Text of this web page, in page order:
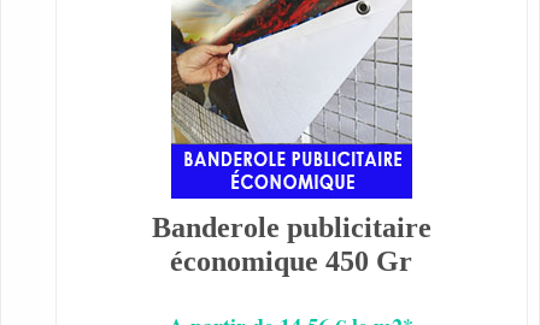
Banderole publicitaire
économique 450 Gr